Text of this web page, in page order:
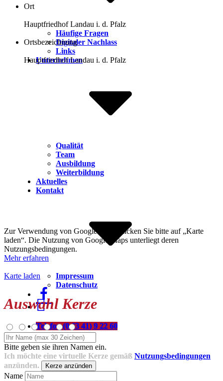
Häufige Fragen
Digitaler Nachlass
Links
Unternehmen
Qualität
Team
Ausbildung
Weiterbildung
Aktuelles
Kontakt
Impressum
Datenschutz
#
Telefon (0 63 41) 9 22 60
Ort
Hauptfriedhof Landau i. d. Pfalz
Ortsbezeichnung
Hauptfriedhof Landau i. d. Pfalz
Zur Verwendung von Google Maps klicken Sie bitte auf „Karte
laden“. Die Nutzung von Google Maps unterliegt deren
Nutzungsbedingungen.
Mehr erfahren
Karte laden
Auswahl Kerze
Bitte geben sie ihren Namen ein.
Ich möchte eine virtuelle Kerze gemäß Nutzungsbedingungen
anzünden.
Kerze anzünden
Name